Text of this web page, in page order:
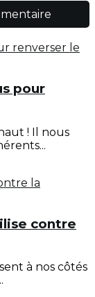
pour
! Il nous
contre
à nos côtés